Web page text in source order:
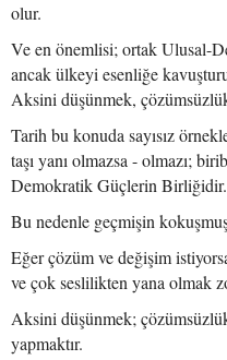
olur.
Ve en önemlisi; ortak Ulusal-
ancak ülkeyi esenliğe
Aksini düşünmek,
Tarih bu konuda sayısız
taşı yanı olmazsa - olmazı;
Demokratik Güçlerin Birliğidir.
Bu nedenle geçmişin
Eğer çözüm ve değişim
ve çok seslilikten yana olmak
Aksini düşünmek;
yapmaktır.